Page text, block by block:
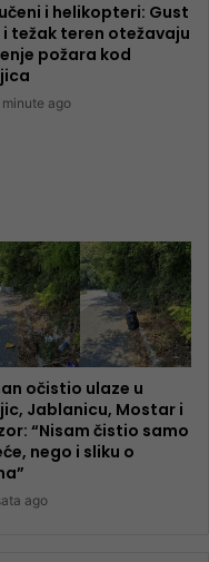
i helikopteri: Gust
i težak teren otežavaju
požara kod
minute ago
očistio ulaze u
Jablanicu, Mostar i
“Nisam čistio samo
nego i sliku o
ago